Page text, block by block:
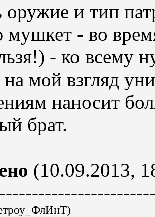
оружие и тип
- во
- ко всему
на мой взгляд
наносит
брат.
(10.09.2013,
)